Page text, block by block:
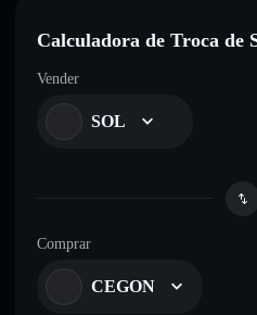
Calculadora de Troca de
Vender
SOL
Comprar
CEGON